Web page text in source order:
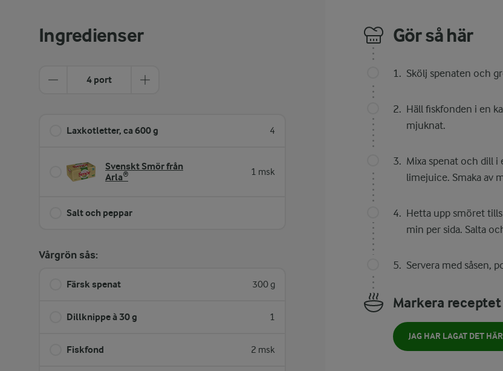
Ingredienser
4 port
Laxkotletter, ca 600 g 4
Svenskt Smör från
Arla®
1 msk
Salt och peppar
Vårgrön sås:
Färsk spenat 300 g
Dillknippe à 30 g 1
Fiskfond 2 msk
Gör så här
Skölj spenaten och
Häll fiskfonden i en
mjuknat.
Mixa spenat och dill
limejuice. Smaka av
Hetta upp smöret
min per sida. Salta
Servera med såsen,
Markera
JAG HAR LAGAT DET